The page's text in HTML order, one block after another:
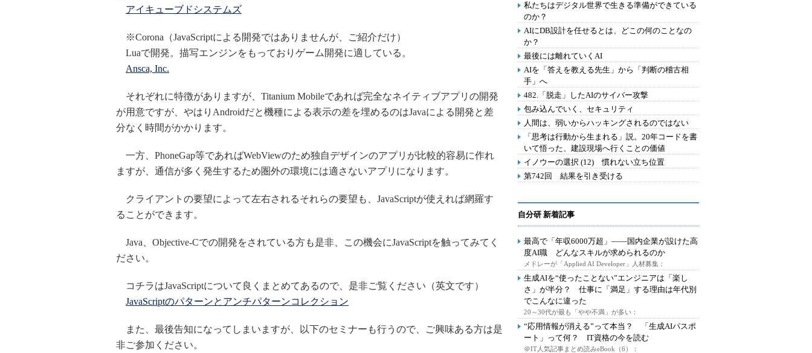
アイキューブドシステムズ
※Corona（JavaScriptによる開発ではありませんが、ご紹介だけ）
Luaで開発。描写エンジンをもっておりゲーム開発に適している。
Ansca, Inc.
それぞれに特徴がありますが、Titanium Mobileであれば完全なネイティブアプリの開発
が用意ですが、やはりAndroidだと機種による表示の差を埋めるのはJavaによる開発と差
分なく時間がかかります。
一方、PhoneGap等であればWebViewのため独自デザインのアプリが比較的容易に作れ
ますが、通信が多く発生するため圏外の環境には適さないアプリになります。
クライアントの要望によって左右されるそれらの要望も、JavaScriptが使えれば網羅す
ることができます。
Java、Objective-Cでの開発をされている方も是非、この機会にJavaScriptを触ってみてく
ださい。
コチラはJavaScriptについて良くまとめてあるので、是非ご覧ください（英文です）
JavaScriptのパターンとアンチパターンコレクション
また、最後告知になってしまいますが、以下のセミナーも行うので、ご興味ある方は是
非ご参加ください。
私たちはデジタル世界で生きる準備ができている
のか？
AIにDB設計を任せるとは、どこの何のことなの
か？
最後には離れていくAI
AIを「答えを教える先生」から「判断の稽古相
手」へ
482.「脱走」したAIのサイバー攻撃
包み込んでいく、セキュリティ
人間は、弱いからハッキングされるのではない
「思考は行動から生まれる」説。20年コードを書
いて悟った、建設現場へ行くことの価値
イノウーの選択 (12) 慣れない立ち位置
第742回 結果を引き受ける
自分研 新着記事
最高で「年収6000万超」――国内企業が設けた高
度AI職 どんなスキルが求められるのか
メドレーが「Applied AI Developer」人材募集：
生成AIを“使ったことない”エンジニアは「楽し
さ」が半分？ 仕事に「満足」する理由は年代別
でこんなに違った
20～30代が最も「やや不満」が多い：
“応用情報が消える”って本当？ 「生成AIパスポ
ート」って何？ IT資格の今を読む
＠IT人気記事まとめ読みeBook（6）：